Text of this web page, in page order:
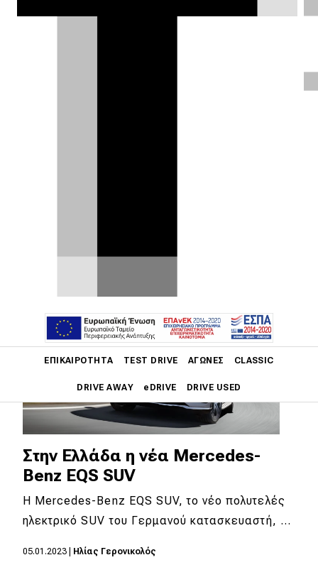
ΕΠΙΚΑΙΡΌΤΗΤΑ TEST DRIVE ΑΓΏΝΕΣ CLASSIC
DRIVE AWAY eDRIVE DRIVE USED
Main navigation
Επικαιρότητα
Νέα μοντέλα
Πρωτότυπα
Ελλάδα
Κόσμος
Στην Ελλάδα η νέα Mercedes-
Benz EQS SUV
Η Mercedes-Benz EQS SUV, το νέο πολυτελές
ηλεκτρικό SUV του Γερμανού κατασκευαστή, …
05.01.2023 Ηλίας Γερονικολός